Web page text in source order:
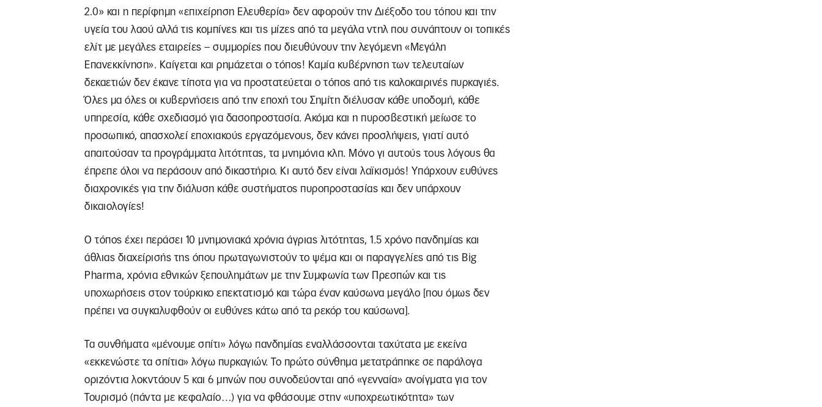
2.0» και η περίφημη «επιχείρηση Ελευθερία» δεν αφορούν την Διέξοδο του τόπου και την
υγεία του λαού αλλά τις κομπίνες και τις μίζες από τα μεγάλα ντηλ που συνάπτουν οι τοπικές
ελίτ με μεγάλες εταιρείες – συμμορίες που διευθύνουν την λεγόμενη «Μεγάλη
Επανεκκίνηση». Καίγεται και ρημάζεται ο τόπος! Καμία κυβέρνηση των τελευταίων
δεκαετιών δεν έκανε τίποτα για να προστατεύεται ο τόπος από τις καλοκαιρινές πυρκαγιές.
Όλες μα όλες οι κυβερνήσεις από την εποχή του Σημίτη διέλυσαν κάθε υποδομή, κάθε
υπηρεσία, κάθε σχεδιασμό για δασοπροστασία. Ακόμα και η πυροσβεστική μείωσε το
προσωπικό, απασχολεί εποχιακούς εργαζόμενους, δεν κάνει προσλήψεις, γιατί αυτό
απαιτούσαν τα προγράμματα λιτότητας, τα μνημόνια κλπ. Μόνο γι αυτούς τους λόγους θα
έπρεπε όλοι να περάσουν από δικαστήριο. Κι αυτό δεν είναι λαϊκισμός! Υπάρχουν ευθύνες
διαχρονικές για την διάλυση κάθε συστήματος πυροπροστασίας και δεν υπάρχουν
δικαιολογίες!
Ο τόπος έχει περάσει 10 μνημονιακά χρόνια άγριας λιτότητας, 1.5 χρόνο πανδημίας και
άθλιας διαχείρισής της όπου πρωταγωνιστούν το ψέμα και οι παραγγελίες από τις Big
Pharma, χρόνια εθνικών ξεπουλημάτων με την Συμφωνία των Πρεσπών και τις
υποχωρήσεις στον τούρκικο επεκτατισμό και τώρα έναν καύσωνα μεγάλο [που όμως δεν
πρέπει να συγκαλυφθούν οι ευθύνες κάτω από τα ρεκόρ του καύσωνα].
Τα συνθήματα «μένουμε σπίτι» λόγω πανδημίας εναλλάσσονται ταχύτατα με εκείνα
«εκκενώστε τα σπίτια» λόγω πυρκαγιών. Το πρώτο σύνθημα μετατράπηκε σε παράλογα
οριζόντια λοκντάουν 5 και 6 μηνών που συνοδεύονται από «γενναία» ανοίγματα για τον
Τουρισμό (πάντα με κεφαλαίο…) για να φθάσουμε στην «υποχρεωτικότητα» των